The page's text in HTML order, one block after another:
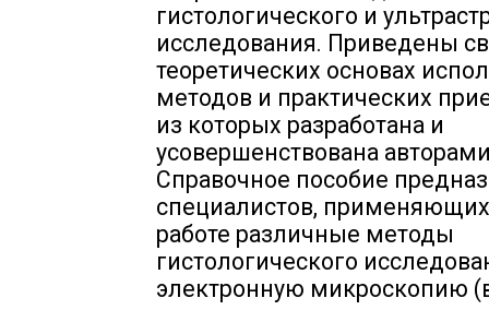
гистологического и
исследования. Приведены
теоретических основах
методов и практических
из которых разработана и
усовершенствована
Справочное пособие
специалистов,
работе различные методы
гистологического
электронную микроскопию